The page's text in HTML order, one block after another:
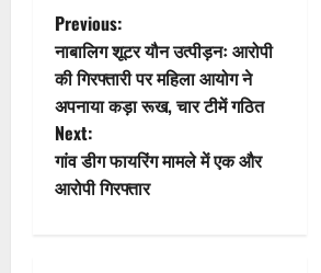
P
o
s
t
Previous:
नाबालिग शूटर यौन उत्पीड़नः आरोपी
की गिरफ्तारी पर महिला आयोग ने
अपनाया कड़ा रूख, चार टीमें गठित
Next:
गांव डीग फायरिंग मामले में एक और
आरोपी गिरफ्तार